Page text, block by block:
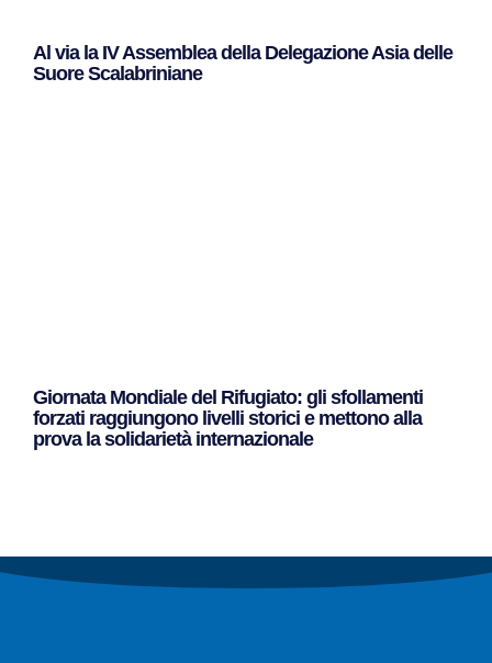
Al via la IV Assemblea della Delegazione Asia delle
Suore Scalabriniane
Giornata Mondiale del Rifugiato: gli sfollamenti
forzati raggiungono livelli storici e mettono alla
prova la solidarietà internazionale